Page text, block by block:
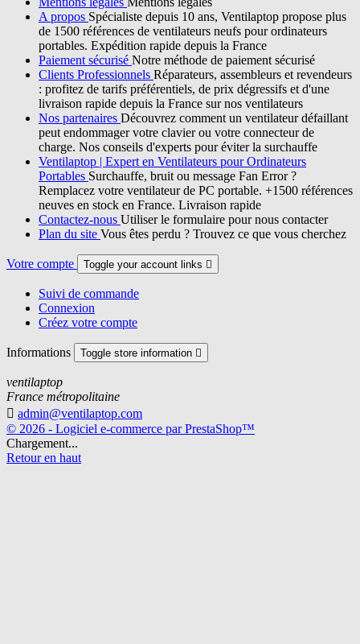
A propos Spécialiste depuis 10 ans, Ventilaptop propose plus
de 1500 références de ventilateurs neufs pour ordinateurs
portables. Expédition rapide depuis la France
Paiement sécurisé Notre méthode de paiement sécurisé
Clients Professionnels Réparateurs, assembleurs et revendeurs
: profitez de tarifs préférentiels, de prix dégressifs et d'une
livraison rapide depuis la France sur nos ventilateurs
Nos partenaires Découvrez comment un ventilateur défaillant
peut endommager votre clavier ou votre connecteur de
charge. Nos conseils d'experts pour éviter la surchauffe
Ventilaptop | Expert en Ventilateurs pour Ordinateurs
Portables Surchauffe, bruit ou message Fan Error ?
Remplacez votre ventilateur de PC portable. +1500 références
neuves en stock en France. Livraison rapide
Contactez-nous Utiliser le formulaire pour nous contacter
Plan du site Vous êtes perdu ? Trouvez ce que vous cherchez
Votre compte Toggle your account links 
Suivi de commande
Connexion
Créez votre compte
Informations Toggle store information 
ventilaptop
France métropolitaine
 admin@ventilaptop.com
© 2026 - Logiciel e-commerce par PrestaShop™
Chargement...
Retour en haut